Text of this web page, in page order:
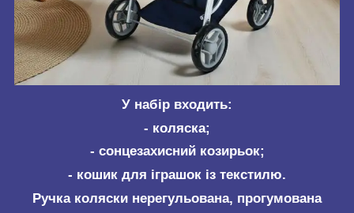
У набір входить:
- коляска;
- сонцезахисний козирьок;
- кошик для іграшок із текстилю.
Ручка коляски нерегульована, прогумована